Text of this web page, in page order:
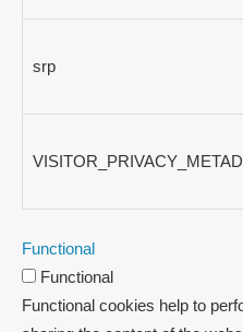
srp
Functional
Functional
Functional cookies help to